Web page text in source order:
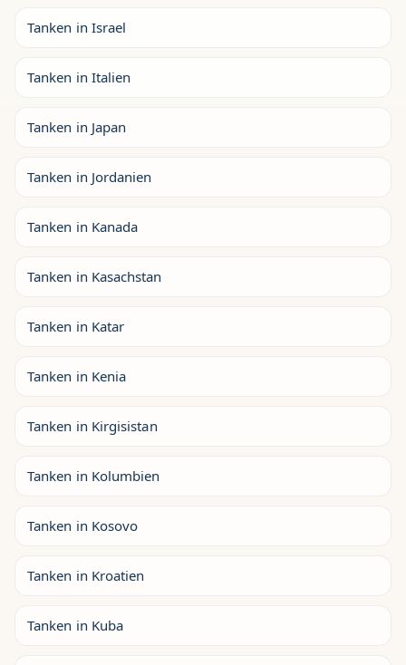
Tanken in Israel
Tanken in Italien
Tanken in Japan
Tanken in Jordanien
Tanken in Kanada
Tanken in Kasachstan
Tanken in Katar
Tanken in Kenia
Tanken in Kirgisistan
Tanken in Kolumbien
Tanken in Kosovo
Tanken in Kroatien
Tanken in Kuba